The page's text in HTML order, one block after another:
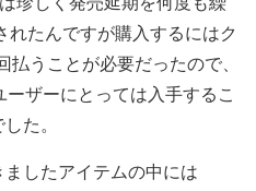
れたんですが購入するにはク
払うことが必要だったので、
ザーにとっては入手するこ
た。
したアイテムの中には